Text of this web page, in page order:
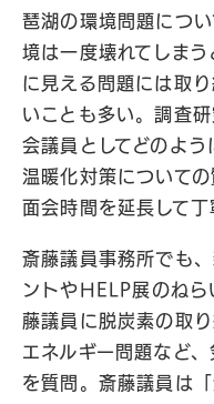
琶湖の環境問題につ
境は一度壊れてしま
に見える問題には取
いことも多い。調査
会議員としてどのよ
温暖化対策について
面会時間を延長して丁
斎藤議員事務所でも
ントやHELP展のね
藤議員に脱炭素の取
エネルギー問題など
を質問。斎藤議員は